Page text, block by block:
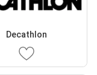
Decathlon